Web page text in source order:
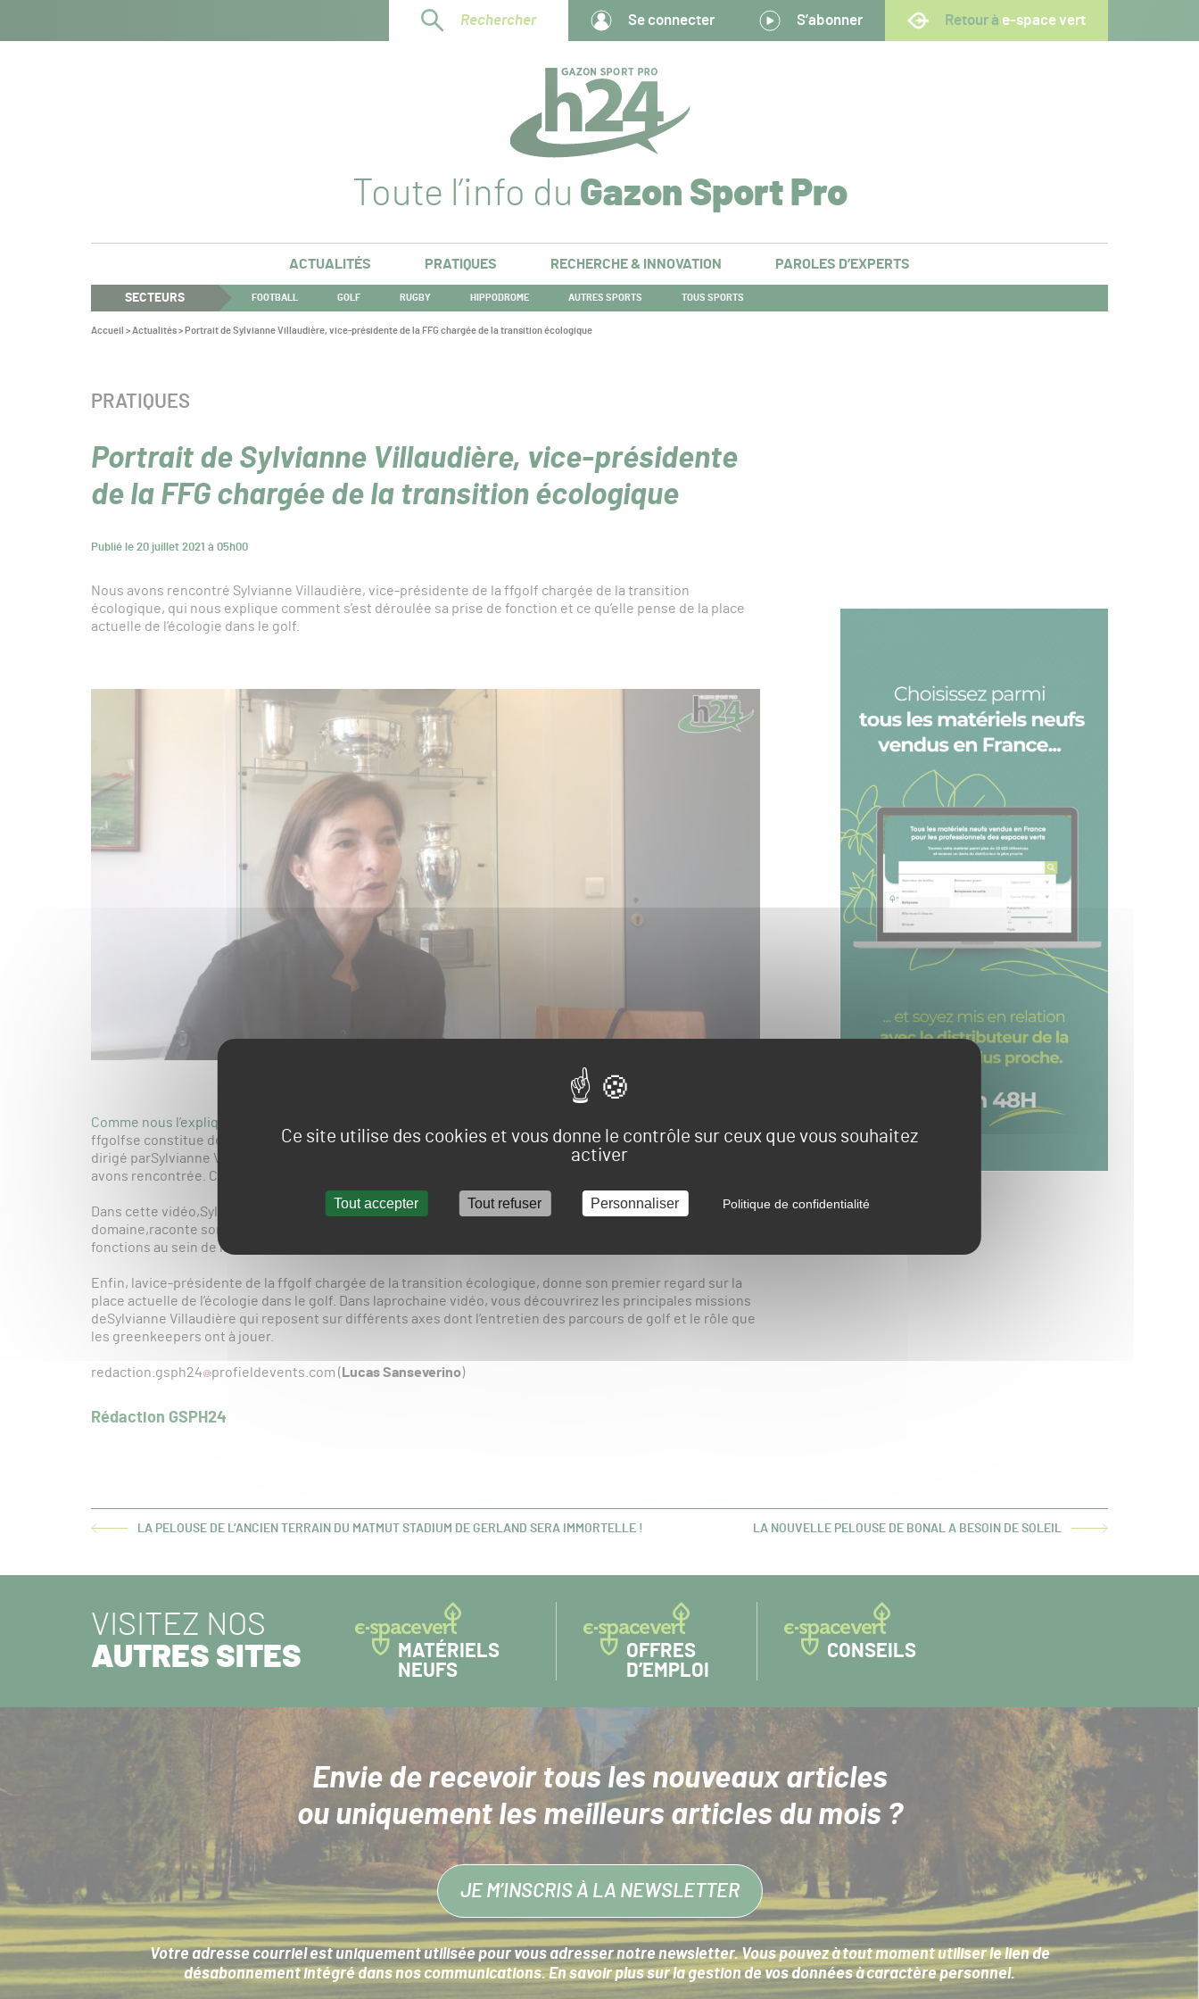
Ce site utilise des cookies et vous donne le contrôle sur ceux que vous souhaitez
activer
Tout accepter Tout refuser Personnaliser Politique de confidentialité
Rechercher Se connecter S’abonner Retour à e-space vert
Toute l’info du Gazon Sport Pro
ACTUALITÉS PRATIQUES RECHERCHE & INNOVATION PAROLES D’EXPERTS
SECTEURS FOOTBALL GOLF RUGBY HIPPODROME AUTRES SPORTS TOUS SPORTS
Vous
Accueil >Actualités> Portrait de Sylvianne Villaudière, vice-présidente de la FFG chargée de la transition écologique
Portrait de Sylvianne Villaudière, vice-présidente
de la FFG chargée de la transition écologique
Publié le 20 juillet 2021 à 05h00
CATÉGORIE :
PRATIQUES
Nous avons rencontré Sylvianne Villaudière, vice-présidente de la ffgolf chargée de la transition
écologique, qui nous explique comment s’est déroulée sa prise de fonction et ce qu’elle pense de la place
actuelle de l’écologie dans le golf.
Comme nous l’expliquait Pascal Grizot lors de la E-Green Golf Convention 2020
ffgolfse constitue de trois piliers dontle nouveau comité stratégique de la transition écologique du golf
dirigé parSylvianne Villaudière, vice-présidente de la ffgolf chargée de la transition écologique que nous
avons rencontrée. Cette interview se compose de trois vidéos que vous découvrirezprochainement.
Dans cette vidéo,Sylvianne Villaudière, qui a accumulé de nombreuses expériences dans ce
domaine,raconte son parcours personnel et explique comment s’est déroulée la prise de ses nouvelles
fonctions au sein de la FFG.
Enfin, lavice-présidente de la ffgolf chargée de la transition écologique, donne son premier regard sur la
place actuelle de l’écologie dans le golf. Dans laprochaine vidéo, vous découvrirez les principales missions
deSylvianne Villaudière qui reposent sur différents axes dont l’entretien des parcours de golf et le rôle que
les greenkeepers ont à jouer.
redaction.gsph24 profieldevents.com ( Lucas Sanseverino)
Rédaction GSPH24
ARTICLELA PELOUSE DE L’ANCIEN TERRAIN DU MATMUT STADIUM DE GERLAND SERA IMMORTELLE !
ARTICLE
LA NOUVELLE PELOUSE DE BONAL A BESOIN DE SOLEIL
VISITEZ NOS
AUTRES SITES
MATÉRIELS
NEUFS
OFFRES
D’EMPLOI
CONSEILS
Envie de recevoir tous les nouveaux articles
ou uniquement les meilleurs articles du mois ?
JE M’INSCRIS À LA NEWSLETTER
Votre adresse courriel est uniquement utilisée pour vous adresser notre newsletter. Vous pouvez à tout moment utiliser le lien de
désabonnement intégré dans nos communications. En savoir plus sur lagestion de vos données à caractère personnel.